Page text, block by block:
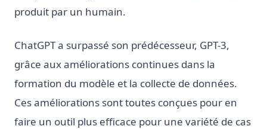
produit par un humain.
ChatGPT a surpassé son prédécesseur, GPT-3,
grâce aux améliorations continues dans la
formation du modèle et la collecte de données.
Ces améliorations sont toutes conçues pour en
faire un outil plus efficace pour une variété de cas